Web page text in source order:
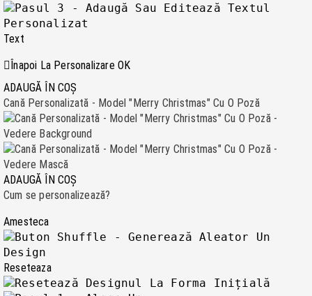
Text
Înapoi La Personalizare OK
ADAUGĂ ÎN COȘ
Cană Personalizată - Model "Merry Christmas" Cu O Poză
ADAUGĂ ÎN COȘ
Cum se personalizează?
Amesteca
Reseteaza